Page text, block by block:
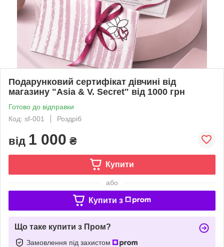
Подарунковий сертифікат дівчині від
магазину "Asia & V. Secret" від 1000 грн
Готово до відправки
Код: sf-001
Роздріб
від 1 000 ₴
Купити
або
Купити з
Що таке купити з Пром?
Замовлення під захистом